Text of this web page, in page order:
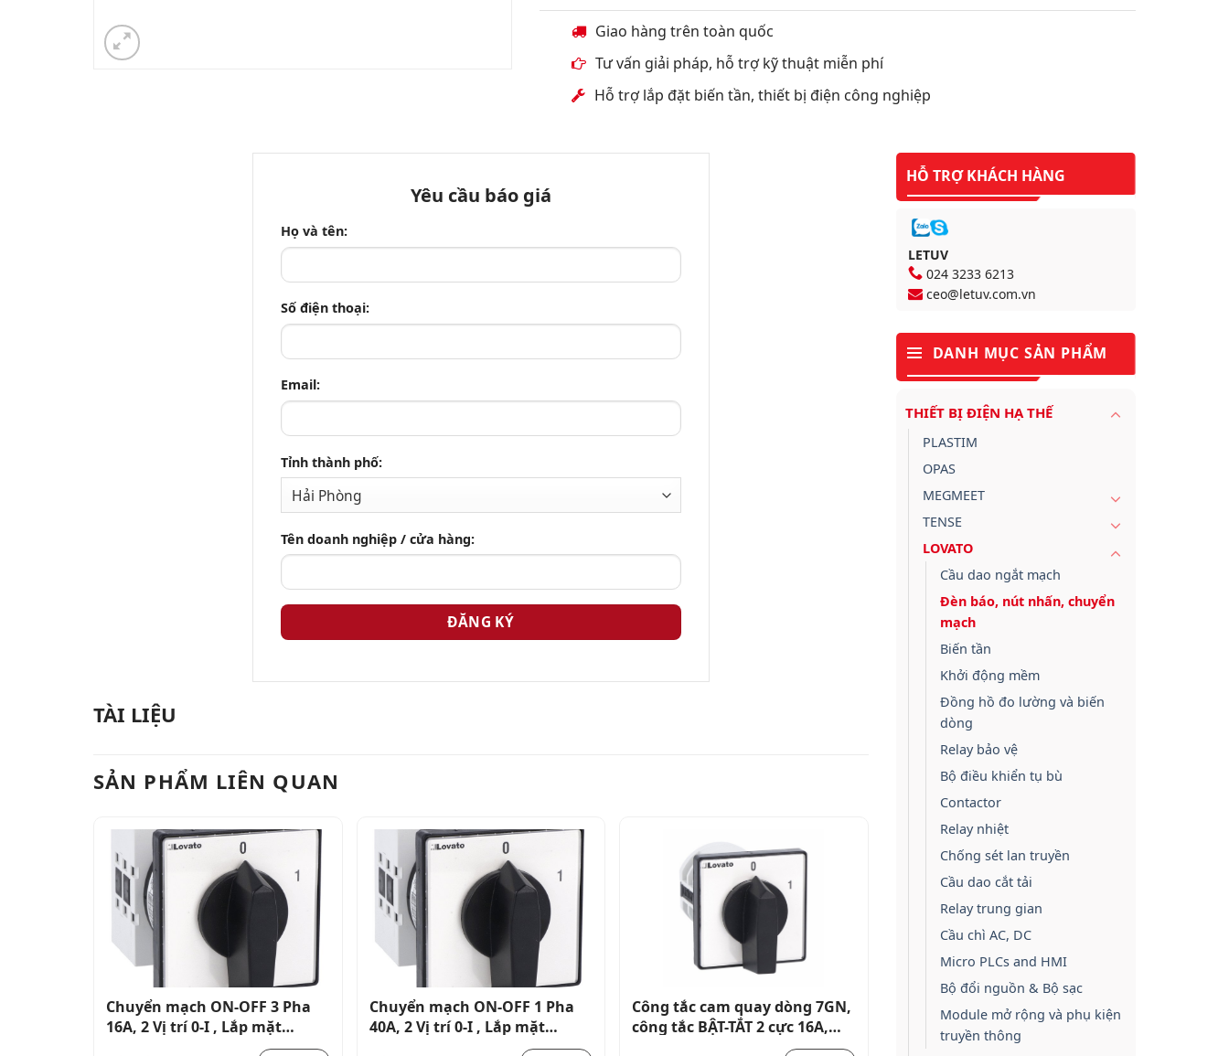
Giao hàng trên toàn quốc
Tư vấn giải pháp, hỗ trợ kỹ thuật miễn phí
Hỗ trợ lắp đặt biến tần, thiết bị điện công nghiệp
Yêu cầu báo giá
Họ và tên:
Số điện thoại:
Email:
Tỉnh thành phố:
Tên doanh nghiệp / cửa hàng:
TÀI LIỆU
SẢN PHẨM LIÊN QUAN
Chuyển mạch ON-OFF 3 Pha
16A, 2 Vị trí 0-I , Lắp mặt
Chuyển mạch ON-OFF 1 Pha
40A, 2 Vị trí 0-I , Lắp mặt
Công tắc cam quay dòng 7GN,
công tắc BẬT-TẮT 2 cực 16A,
gắn phía trước có tay cầm
Công tắc cam quay dòng 7GN,
công tắc chuyển đổi 2 cực 16A,
gắn phía trước có tay cầm
HỖ TRỢ KHÁCH HÀNG
LETUV
024 3233 6213
ceo@letuv.com.vn
DANH MỤC SẢN PHẨM
THIẾT BỊ ĐIỆN HẠ THẾ
PLASTIM
OPAS
MEGMEET
TENSE
LOVATO
Cầu dao ngắt mạch
Đèn báo, nút nhấn, chuyển
mạch
Biến tần
Khởi động mềm
Đồng hồ đo lường và biến
dòng
Relay bảo vệ
Bộ điều khiển tụ bù
Contactor
Relay nhiệt
Chống sét lan truyền
Cầu dao cắt tải
Relay trung gian
Cầu chì AC, DC
Micro PLCs and HMI
Bộ đổi nguồn & Bộ sạc
Module mở rộng và phụ kiện
truyền thông